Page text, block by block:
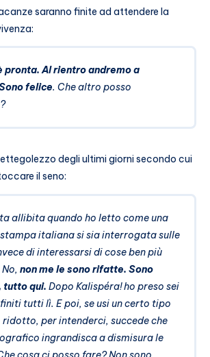
saranno finite ad attendere la
pronta. Al rientro andremo a
felice. Che altro posso
degli ultimi giorni secondo cui
il seno:
allibita quando ho letto come una
italiana si sia interrogata sulle
di interessarsi di cose ben più
non me le sono rifatte. Sono
tutto qui. Dopo Kalispéra! ho preso sei
tutti lì. E poi, se usi un certo tipo
ridotto, per intenderci, succede che
ingrandisca a dismisura le